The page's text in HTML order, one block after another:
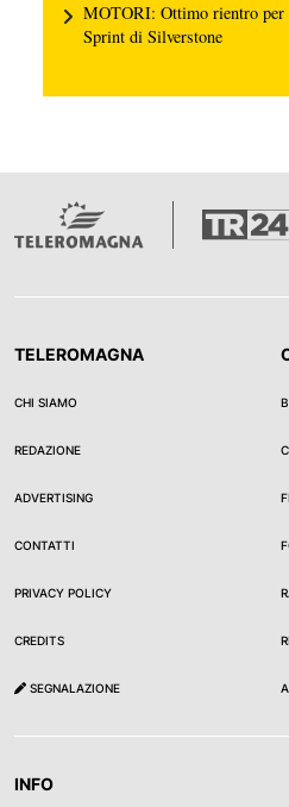
MOTORI: Ottimo rientro per
Sprint di Silverstone
TELEROMAGNA
CHI SIAMO
REDAZIONE
ADVERTISING
CONTATTI
PRIVACY POLICY
CREDITS
SEGNALAZIONE
INFO